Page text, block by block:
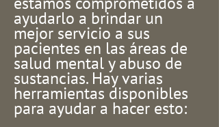
ayudarlo a brindar un
mejor servicio a sus
pacientes en las áreas de
salud mental y abuso de
sustancias. Hay varias
herramientas disponibles
para ayudar a hacer esto: